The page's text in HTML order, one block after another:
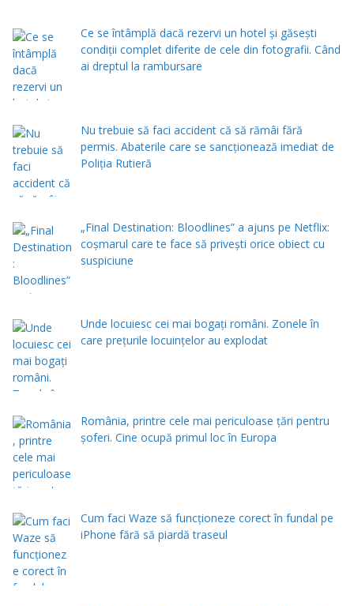
Ce se întâmplă dacă rezervi un hotel și găsești
condiții complet diferite de cele din fotografii. Când
ai dreptul la rambursare
Nu trebuie să faci accident că să rămâi fără
permis. Abaterile care se sancționează imediat de
Poliţia Rutieră
„Final Destination: Bloodlines” a ajuns pe Netflix:
coșmarul care te face să privești orice obiect cu
suspiciune
Unde locuiesc cei mai bogați români. Zonele în
care prețurile locuințelor au explodat
România, printre cele mai periculoase țări pentru
șoferi. Cine ocupă primul loc în Europa
Cum faci Waze să funcționeze corect în fundal pe
iPhone fără să piardă traseul